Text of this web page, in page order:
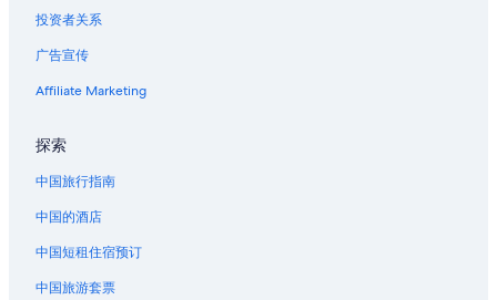
投资者关系
广告宣传
Affiliate Marketing
探索
中国旅行指南
中国的酒店
中国短租住宿预订
中国旅游套票